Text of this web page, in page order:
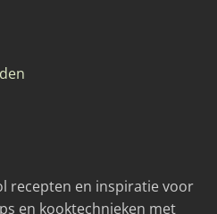
recepten en inspiratie voor
en kooktechnieken met